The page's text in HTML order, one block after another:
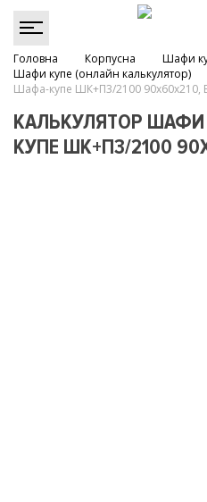
Головна Корпусна
Шафи
Шафи купе (онлайн калькулятор)
Шафа-купе ШК+П3/2100 90х60х210,
КАЛЬКУЛЯТОР
КУПЕ ШК+П3/2100